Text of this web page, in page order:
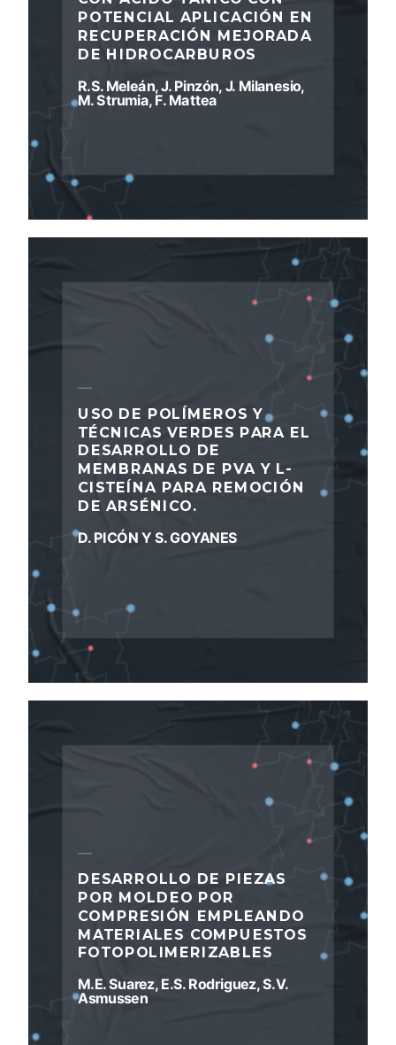
POTENCIAL APLICACIÓN EN
RECUPERACIÓN MEJORADA
DE HIDROCARBUROS
R.S. Meleán, J. Pinzón, J. Milanesio,
M. Strumia, F. Mattea
USO DE POLÍMEROS Y
TÉCNICAS VERDES PARA EL
DESARROLLO DE
MEMBRANAS DE PVA Y L-
CISTEÍNA PARA REMOCIÓN
DE ARSÉNICO.
D. PICÓN Y S. GOYANES
DESARROLLO DE PIEZAS
POR MOLDEO POR
COMPRESIÓN EMPLEANDO
MATERIALES COMPUESTOS
FOTOPOLIMERIZABLES
M.E. Suarez, E.S. Rodriguez, S.V.
Asmussen